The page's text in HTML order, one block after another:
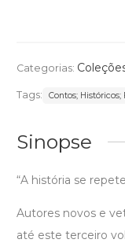
Categorias:
Tags: Contos;
Sinopse
“A história se
Autores novos e
até este terceiro